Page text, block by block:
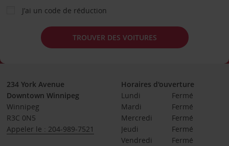
J’ai un code de réduction
TROUVER DES VOITURES
234 York Avenue
Downtown Winnipeg
Winnipeg
R3C 0N5
Appeler le : 204-989-7521
Horaires d'ouverture
Lundi
Fermé
Mardi
Fermé
Mercredi
Fermé
Jeudi
Fermé
Vendredi
Fermé